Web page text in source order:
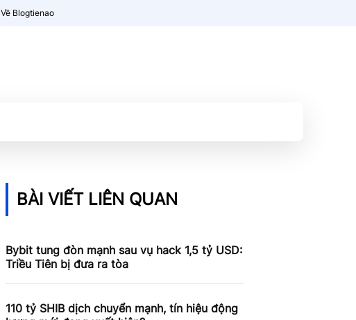
Về Blogtienao
BÀI VIẾT LIÊN QUAN
Bybit tung đòn mạnh sau vụ hack 1,5 tỷ USD:
Triều Tiên bị đưa ra tòa
110 tỷ SHIB dịch chuyển mạnh, tín hiệu động